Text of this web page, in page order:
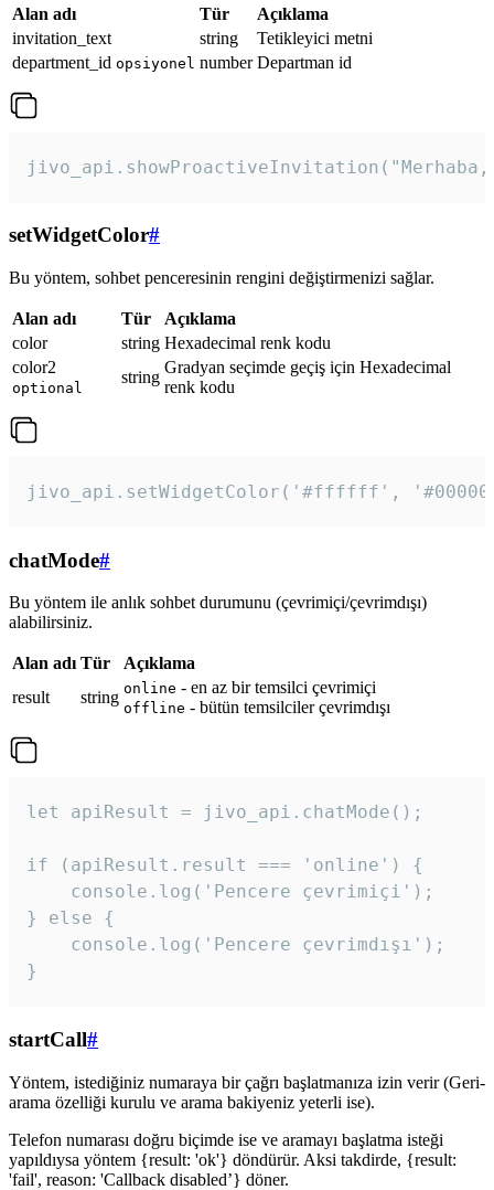
Alan adı Tür
Açıklama
invitation_text
string
Tetikleyici metni
department_id opsiyonel number Departman id
setWidgetColor#
Bu yöntem, sohbet penceresinin rengini değiştirmenizi sağlar.
Alan adı Tür
Açıklama
color
string Hexadecimal renk kodu
color2
optional
string
Gradyan seçimde geçiş için Hexadecimal
renk kodu
jivo_api.setWidgetColor('#ffffff',
chatMode#
Bu yöntem ile anlık sohbet durumunu (çevrimiçi/çevrimdışı)
alabilirsiniz.
Alan adı Tür
Açıklama
result
string online - en az bir temsilci çevrimiçi
offline - bütün temsilciler çevrimdışı
let apiResult = jivo_api.chatMode();
if (apiResult.result === 'online') {
    console.log('Pencere çevrimiçi');
} else {
    console.log('Pencere çevrimdışı');
}
startCall#
Yöntem, istediğiniz numaraya bir çağrı başlatmanıza izin verir (Geri-
arama özelliği kurulu ve arama bakiyeniz yeterli ise).
Telefon numarası doğru biçimde ise ve aramayı başlatma isteği
yapıldıysa yöntem {result: 'ok'} döndürür. Aksi takdirde, {result:
'fail', reason: 'Callback disabled’} döner.